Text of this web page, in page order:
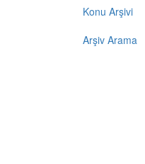
Konu Arşivi
Arşiv Arama